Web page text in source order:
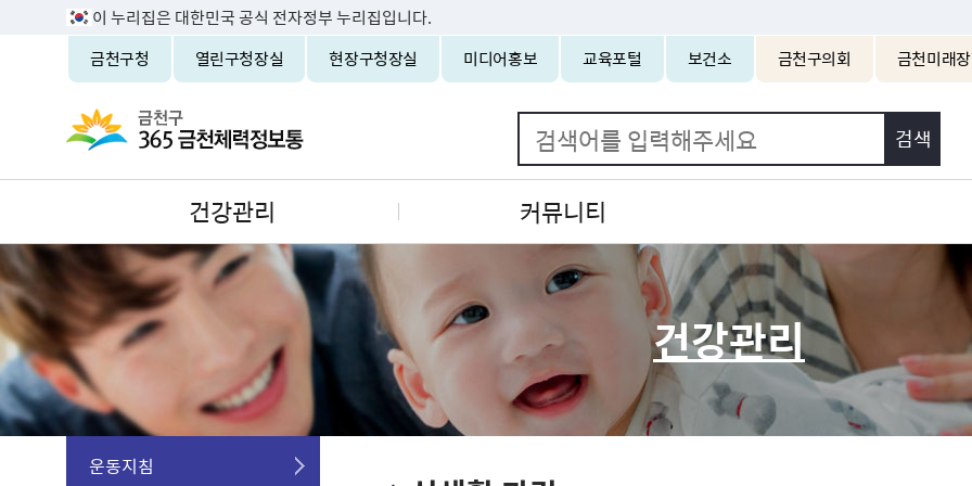
이 누리집은 대한민국 공식 전자정부 누리집입니다.
금천구청
열린구청장실 현장구청장실 미디어홍보 교육포털 보건소 금천구의회 금천미래
건강관리 커뮤니티
건강관리
운동지침